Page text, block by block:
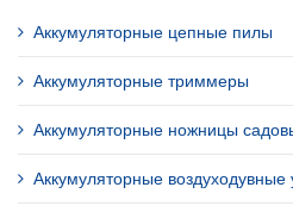
Аккумуляторные цепные пилы
Аккумуляторные триммеры
Аккумуляторные ножницы
Аккумуляторные воздуходувные